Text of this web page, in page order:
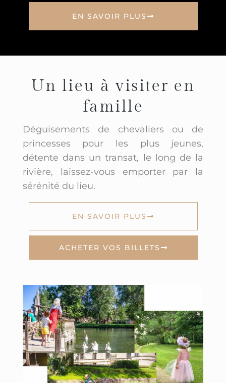
EN SAVOIR PLUS
Un lieu à visiter en
famille
Déguisements de chevaliers ou de
princesses pour les plus jeunes,
détente dans un transat, le long de la
rivière, laissez-vous emporter par la
sérénité du lieu.
EN SAVOIR PLUS
ACHETER VOS BILLETS